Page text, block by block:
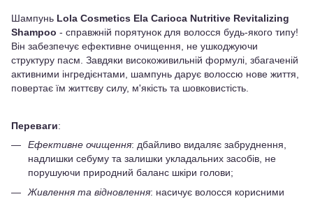
Шампунь Lola Cosmetics Ela Carioca Nutritive Revitalizing
Shampoo - справжній порятунок для волосся будь-якого типу!
Він забезпечує ефективне очищення, не ушкоджуючи
структуру пасм. Завдяки високоживильній формулі, збагаченій
активними інгредієнтами, шампунь дарує волоссю нове життя,
повертає їм життєву силу, м'якість та шовковистість.
Переваги:
Ефективне очищення: дбайливо видаляє забруднення,
надлишки себуму та залишки укладальних засобів, не
порушуючи природний баланс шкіри голови;
Живлення та відновлення: насичує волосся корисними